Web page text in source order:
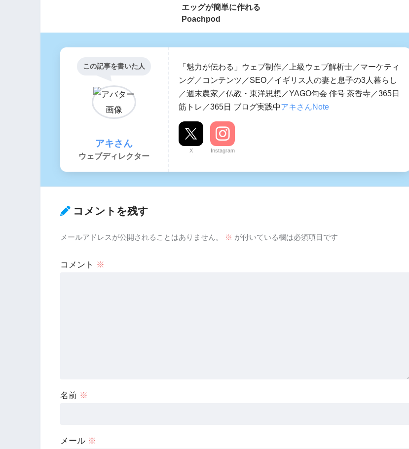
エッグが簡単に作れる
Poachpod
この記事を書いた人
アキさん
ウェブディレクター
「魅力が伝わる」ウェブ制作／上級ウェブ解析士／マーケティ
ング／コンテンツ／SEO／イギリス人の妻と息子の3人暮らし
／週末農家／仏教・東洋思想／YAGO句会 俳号 茶香寺／365日
筋トレ／365日 ブログ実践中アキさんNote
X Instagram
コメントを残す
メールアドレスが公開されることはありません。 ※ が付いている欄は必須項目です
コメント ※
名前 ※
メール ※